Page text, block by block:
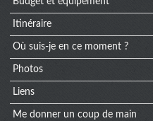
Itinéraire
Où suis-je en ce moment ?
Photos
Liens
Me donner un coup de main